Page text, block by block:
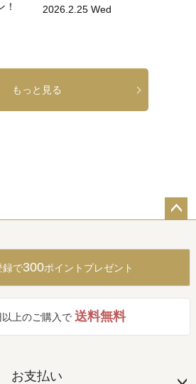
！
2026.2.25 Wed
もっと見る
録で300ポイントプレゼント
上のご購入で 送料無料
お支払い